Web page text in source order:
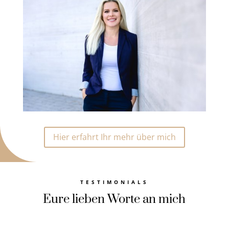
Hier erfahrt Ihr mehr über mich
TESTIMONIALS
Eure lieben Worte an mich